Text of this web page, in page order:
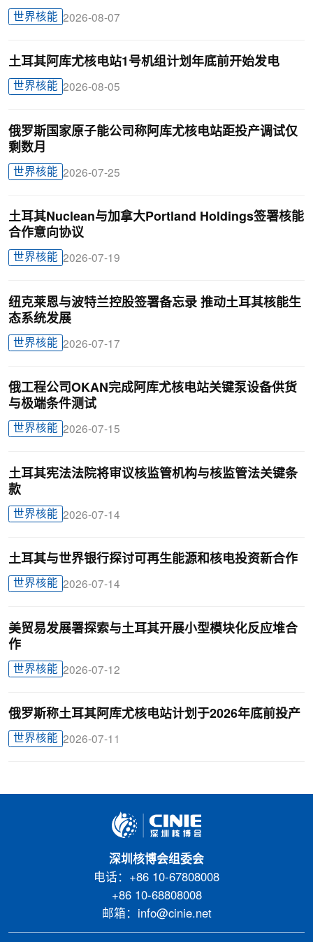
世界核能 2026-08-07
土耳其阿库尤核电站1号机组计划年底前开始发电
世界核能 2026-08-05
俄罗斯国家原子能公司称阿库尤核电站距投产调试仅
剩数月
世界核能 2026-07-25
土耳其Nuclean与加拿大Portland Holdings签署核能
合作意向协议
世界核能 2026-07-19
纽克莱恩与波特兰控股签署备忘录 推动土耳其核能生
态系统发展
世界核能 2026-07-17
俄工程公司OKAN完成阿库尤核电站关键泵设备供货
与极端条件测试
世界核能 2026-07-15
土耳其宪法法院将审议核监管机构与核监管法关键条
款
世界核能 2026-07-14
土耳其与世界银行探讨可再生能源和核电投资新合作
世界核能 2026-07-14
美贸易发展署探索与土耳其开展小型模块化反应堆合
作
世界核能 2026-07-12
俄罗斯称土耳其阿库尤核电站计划于2026年底前投产
世界核能 2026-07-11
深圳核博会组委会
电话：+86 10-67808008
+86 10-68808008
邮箱：info@cinie.net